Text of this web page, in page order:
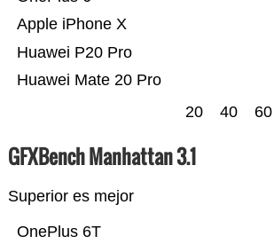
Huawei Mate 20 Pro
Huawei P20 Pro
Apple iPhone X
20 40 60
GFXBench Manhattan 3.1
Superior es mejor
OnePlus 6T